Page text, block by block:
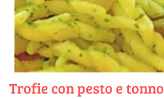
Trofie con pesto e tonno